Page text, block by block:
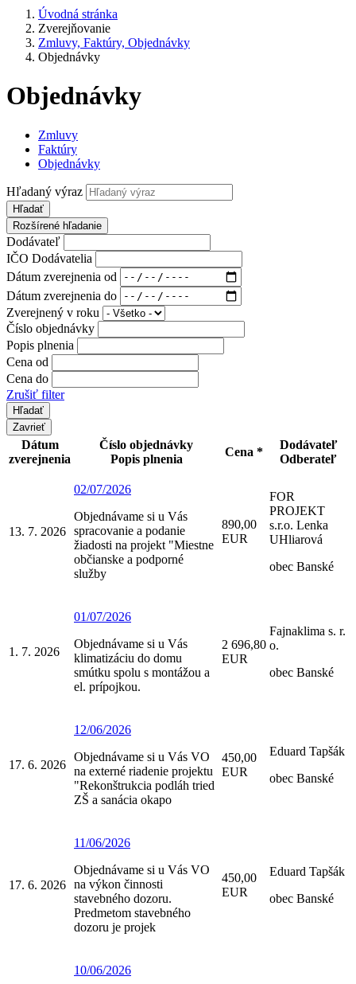
Úvodná stránka
Zverejňovanie
Zmluvy, Faktúry, Objednávky
Objednávky
Objednávky
Zmluvy
Faktúry
Objednávky
Hľadaný výraz
Hľadať
Rozšírené hľadanie
Dodávateľ
IČO Dodávatelia
Dátum zverejnenia od
Dátum zverejnenia do
Zverejnený v roku
Číslo objednávky
Popis plnenia
Cena od
Cena do
Zrušiť filter
Zavrieť
Dátum
zverejnenia
Číslo objednávky
Popis plnenia
Cena *
Dodávateľ
Odberateľ
13. 7. 2026
02/07/2026
Objednávame si u Vás
spracovanie a podanie
žiadosti na projekt "Miestne
občianske a podporné
služby
890,00
EUR
FOR
PROJEKT
s.r.o. Lenka
UHliarová
obec Banské
1. 7. 2026
01/07/2026
Objednávame si u Vás
klimatizáciu do domu
smútku spolu s montážou a
el. prípojkou.
2 696,80
EUR
Fajnaklima s. r.
o.
obec Banské
17. 6. 2026
12/06/2026
Objednávame si u Vás VO
na externé riadenie projektu
"Rekonštrukcia podláh tried
ZŠ a sanácia okapo
450,00
EUR
Eduard Tapšák
obec Banské
17. 6. 2026
11/06/2026
Objednávame si u Vás VO
na výkon činnosti
stavebného dozoru.
Predmetom stavebného
dozoru je projek
450,00
EUR
Eduard Tapšák
obec Banské
10/06/2026